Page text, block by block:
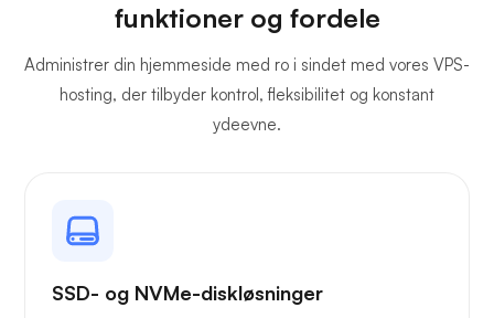
Plex
funktioner og fordele
Administrer din hjemmeside med ro i sindet med vores VPS-
hosting, der tilbyder kontrol, fleksibilitet og konstant
ydeevne.
SSD- og NVMe-diskløsninger